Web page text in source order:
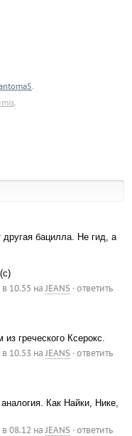
.
.
бацилла. Не гид, а
10.55 наJEANS · ответить
греческого Ксерокс.
10.53 наJEANS · ответить
Как Найки, Нике,
08.12 наJEANS · ответить